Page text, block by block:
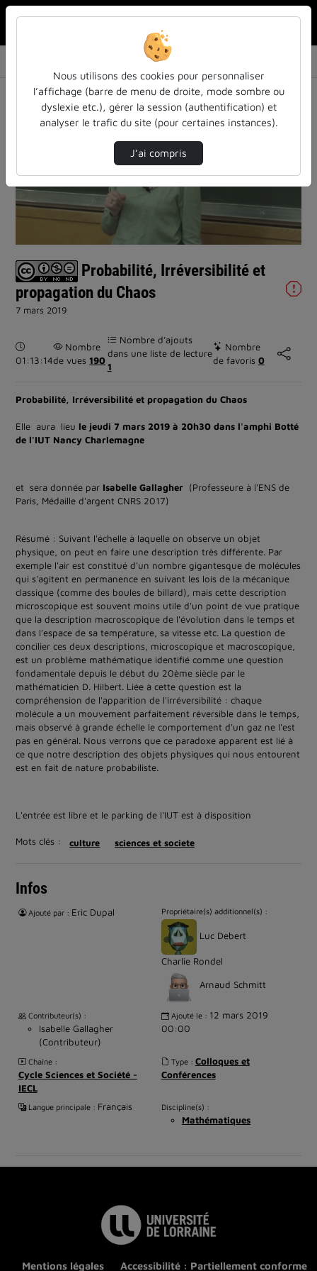
Probabilité, Irréversibilité et propagation …
Lire
vidéo
Probabilité, Irréversibilité et
propagation du Chaos
7 mars 2019
Durée :
01:13:14
Nombre
de vues 190
Nombre d’ajouts
dans une liste de lecture
1
Nombre
de favoris 0
Probabilité, Irréversibilité et propagation du Chaos
Elle aura lieu le jeudi 7 mars 2019 à 20h30 dans l'amphi Botté
de l'IUT Nancy Charlemagne
et sera donnée par Isabelle Gallagher (Professeure à l'ENS de
Paris, Médaille d'argent CNRS 2017)
Résumé : Suivant l'échelle à laquelle on observe un objet
physique, on peut en faire une description très différente. Par
exemple l'air est constitué d'un nombre gigantesque de molécules
qui s'agitent en permanence en suivant les lois de la mécanique
classique (comme des boules de billard), mais cette description
microscopique est souvent moins utile d'un point de vue pratique
que la description macroscopique de l'évolution dans le temps et
dans l'espace de sa température, sa vitesse etc. La question de
concilier ces deux descriptions, microscopique et macroscopique,
est un problème mathématique identifié comme une question
fondamentale depuis le début du 20ème siècle par le
mathématicien D. Hilbert. Liée à cette question est la
compréhension de l'apparition de l'irréversibilité : chaque
molécule a un mouvement parfaitement réversible dans le temps,
mais observé à grande échelle le comportement d'un gaz ne l'est
pas en général. Nous verrons que ce paradoxe apparent est lié à
ce que notre description des objets physiques qui nous entourent
est en fait de nature probabiliste.
L'entrée est libre et le parking de l'IUT est à disposition
Mots clés : culture sciences et societe
Infos
Ajouté par : Eric Dupal Propriétaire(s) additionnel(s) :
Luc Debert
Charlie Rondel
Arnaud Schmitt
Contributeur(s) :
Isabelle Gallagher
(Contributeur)
Ajouté le : 12 mars 2019
00:00
Chaîne :
Cycle Sciences et Société -
IECL
Type : Colloques et
Conférences
Langue principale : Français Discipline(s) :
Mathématiques
Mentions légales Accessibilité : Partiellement conforme
Nous utilisons des cookies pour personnaliser
l’affichage (barre de menu de droite, mode sombre ou
dyslexie etc.), gérer la session (authentification) et
analyser le trafic du site (pour certaines instances).
J’ai compris